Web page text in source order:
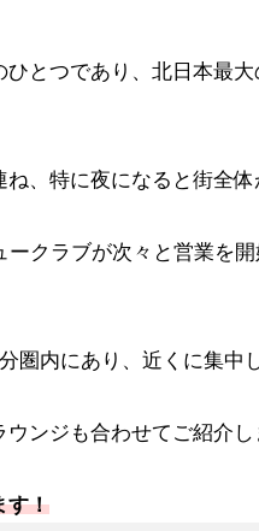
とつであり、北日本最
、特に夜になると街全体
クラブが次々と営業を
圏内にあり、近くに集中
ンジも合わせてご紹介し
す！